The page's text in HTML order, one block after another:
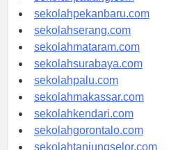
sekolahpadang.com
sekolahpekanbaru.com
sekolahserang.com
sekolahmataram.com
sekolahsurabaya.com
sekolahpalu.com
sekolahmakassar.com
sekolahkendari.com
sekolahgorontalo.com